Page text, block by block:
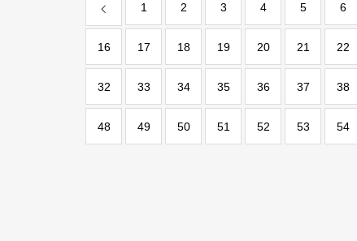
1 2 3 4 5 6
16 17 18 19 20 21 22
32 33 34 35 36 37 38
48 49 50 51 52 53 54